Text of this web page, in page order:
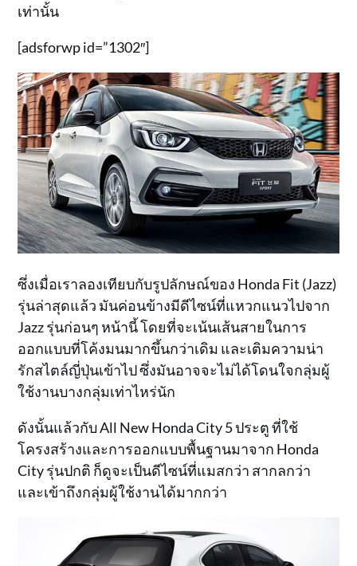
เท่านั้น
[adsforwp id=”1302″]
ซึ่งเมื่อเราลองเทียบกับรูปลักษณ์ของ Honda Fit (Jazz)
รุ่นล่าสุดแล้ว มันค่อนข้างมีดีไซน์ที่แหวกแนวไปจาก
Jazz รุ่นก่อนๆ หน้านี้ โดยที่จะเน้นเส้นสายในการ
ออกแบบที่โค้งมนมากขึ้นกว่าเดิม และเติมความน่า
รักสไตล์ญี่ปุ่นเข้าไป ซึ่งมันอาจจะไม่ได้โดนใจกลุ่มผู้
ใช้งานบางกลุ่มเท่าไหร่นัก
ดังนั้นแล้วกับ All New Honda City 5 ประตู ที่ใช้
โครงสร้างและการออกแบบพื้นฐานมาจาก Honda
City รุ่นปกติ ก็ดูจะเป็นดีไซน์ที่แมสกว่า สากลกว่า
และเข้าถึงกลุ่มผู้ใช้งานได้มากกว่า